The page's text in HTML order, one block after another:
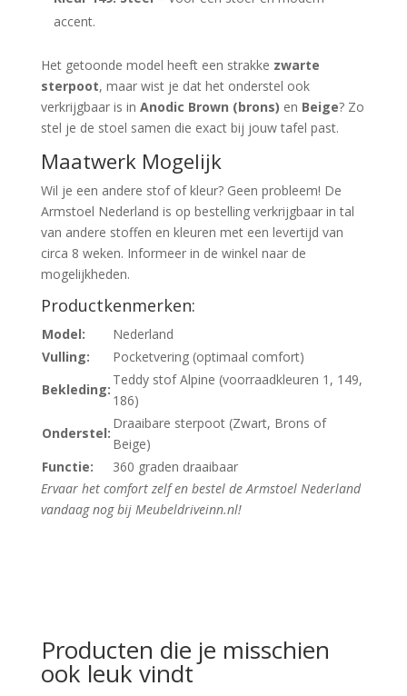
accent.
Het getoonde model heeft een strakke zwarte
sterpoot, maar wist je dat het onderstel ook
verkrijgbaar is in Anodic Brown (brons) en Beige? Zo
stel je de stoel samen die exact bij jouw tafel past.
Maatwerk Mogelijk
Wil je een andere stof of kleur? Geen probleem! De
Armstoel Nederland is op bestelling verkrijgbaar in tal
van andere stoffen en kleuren met een levertijd van
circa 8 weken. Informeer in de winkel naar de
mogelijkheden.
Productkenmerken:
Model:
Nederland
Vulling:
Pocketvering (optimaal comfort)
Bekleding:
Teddy stof Alpine (voorraadkleuren 1, 149,
186)
Onderstel:
Draaibare sterpoot (Zwart, Brons of
Beige)
Functie:
360 graden draaibaar
Ervaar het comfort zelf en bestel de Armstoel Nederland
vandaag nog bij Meubeldriveinn.nl!
Producten die je misschien
ook leuk vindt